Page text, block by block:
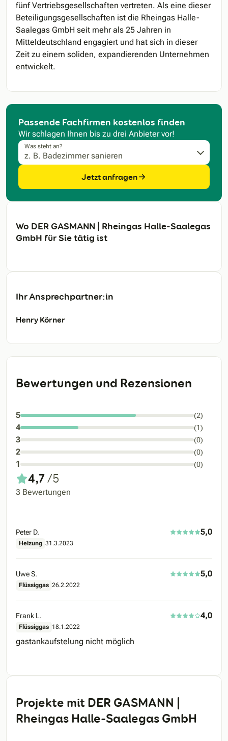
fünf Vertriebsgesellschaften vertreten. Als eine dieser
Beteiligungsgesellschaften ist die Rheingas Halle-
Saalegas GmbH seit mehr als 25 Jahren in
Mitteldeutschland engagiert und hat sich in dieser
Zeit zu einem soliden, expandierenden Unternehmen
entwickelt.
Bewertungen und Rezensionen
5 (2)
4 (1)
3 (0)
2 (0)
1 (0)
4,7/5
3 Bewertungen
Peter D. 5,0
Heizung 31.3.2023
Uwe S. 5,0
Flüssiggas 26.2.2022
Frank L. 4,0
Flüssiggas 18.1.2022
gastankaufstelung nicht möglich
Projekte mit DER GASMANN |
Rheingas Halle-Saalegas GmbH
Passende Fachfirmen kostenlos finden
Wir schlagen Ihnen bis zu drei Anbieter vor!
Was steht an?
Jetzt anfragen
Wo DER GASMANN | Rheingas Halle-Saalegas
GmbH für Sie tätig ist
Ihr Ansprechpartner:in
Henry Körner